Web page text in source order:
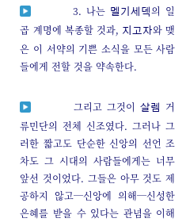
3. 나는 멜기세덱의 일
곱 계명에 복종할 것과, 지고자와 맺
은 이 서약의 기쁜 소식을 모든 사람
들에게 전할 것을 약속한다.
그리고 그것이 살렘
거
류민단의 전체 신조였다. 그러나 그
러한 짧고도 단순한 신앙의 선언 조
차도 그 시대의 사람들에게는 너무
앞선 것이었다. 그들은 아무 것도 제
공하지 않고─신앙에 의해─신성한
은혜를 받을 수 있다는 관념을 이해